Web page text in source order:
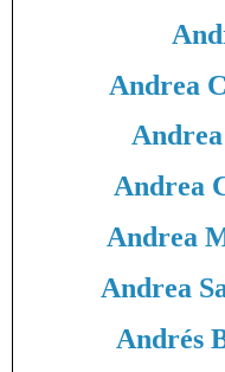
Andrea
Andrea
Andrea
Andrea
Andrés